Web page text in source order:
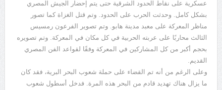
عسكرية على نقاط الحدود الشرقية حتى يتم إحضار الجيش المصري
بشكل كامل. وحدثت الحرب على الحدود. وتم قتل الغزاة كما تصور
مناظر المعركة على معبد مدينة هابو. وتم تصوير الفرعون رمسيس
الثالث محاربًا على عربته الحربية في كل مكان في المعركة. وتم تصويره
بحجم أكبر من كل المشاركين في المعركة وفقًا لقواعد الفن المصري
القديم.
وعلى الرغم من أنه تم القضاء على حملة شعوب البحر البرية، فقد كان
ما يزال هناك تهديد قادم من البحر هذه المرة. فدخل أسطول شعوب